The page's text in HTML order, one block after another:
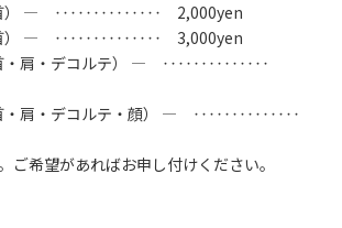
首） ― ‥‥‥‥‥‥‥ 2,000yen
首） ― ‥‥‥‥‥‥‥ 3,000yen
首・肩・デコルテ） ― ‥‥‥‥‥‥‥
首・肩・デコルテ・顔） ― ‥‥‥‥‥‥‥
ご希望があればお申し付けください。